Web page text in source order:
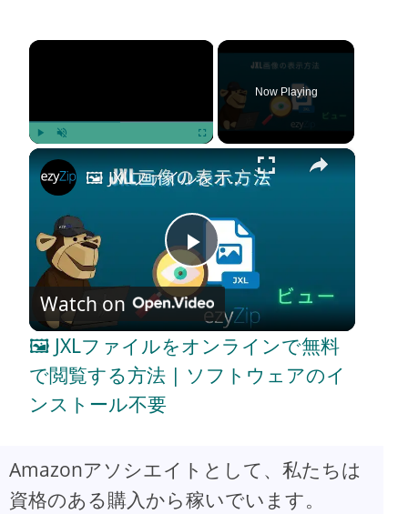
×
Now Playing
×
P
l
a
V
🖼️ JXLファイルをオンラインで無料で閲覧する方法 | ソフトウェアのインストール不要
Watch on
🖼️ JXLファイルをオンラインで無料
で閲覧する方法 | ソフトウェアのイ
ンストール不要
Amazonアソシエイトとして、私たちは
資格のある購入から稼いでいます。